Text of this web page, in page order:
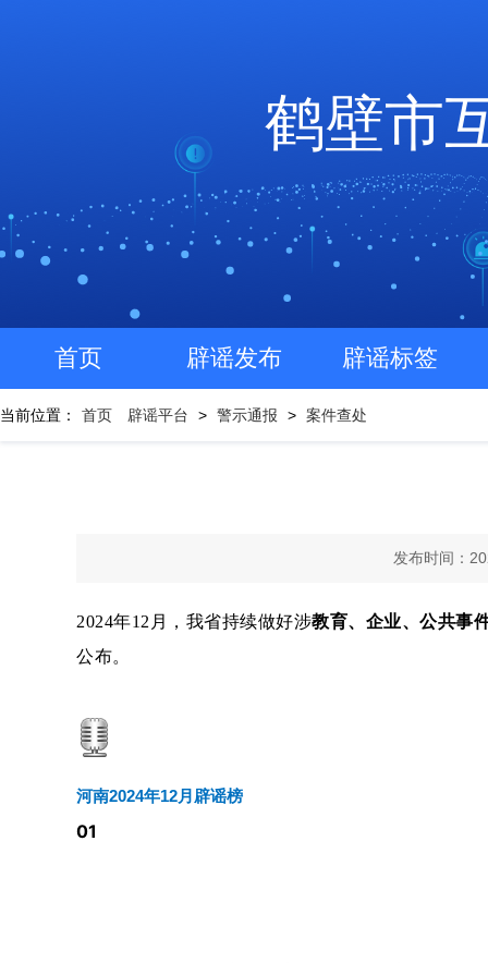
鹤壁市
首页 辟谣发布 辟谣标签
当前位置： 首页 辟谣平台 > 警示通报 > 案件查处
发布时间：
2024年12月，我省持续做好涉教育、企业、公共事
公布。
河南2024年12月辟谣榜
01